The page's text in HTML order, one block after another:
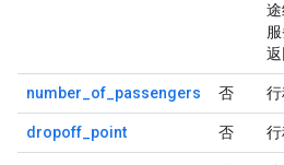
返
number_of_passengers 否 行
dropoff_point 否 行